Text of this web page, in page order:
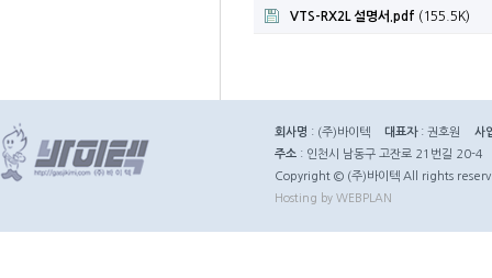
VTS-RX2L 설명서.pdf (155.5K)
회사명 : (주)바이텍 대표자: 권호원
사
주소 : 인천시 남동구 고잔로 21번길 20-4
Copyright © (주)바이텍 All rights
Hosting by WEBPLAN